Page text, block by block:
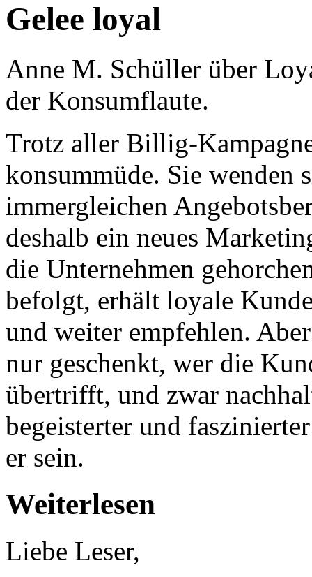
Gelee loyal
Anne M. Schüller über
der Konsumflaute.
Trotz aller Billig-
konsummüde. Sie wenden
immergleichen
deshalb ein neues
die Unternehmen
befolgt, erhält loyale
und weiter empfehlen.
nur geschenkt, wer die
übertrifft, und zwar
begeisterter und
er sein.
Weiterlesen
Liebe Leser,